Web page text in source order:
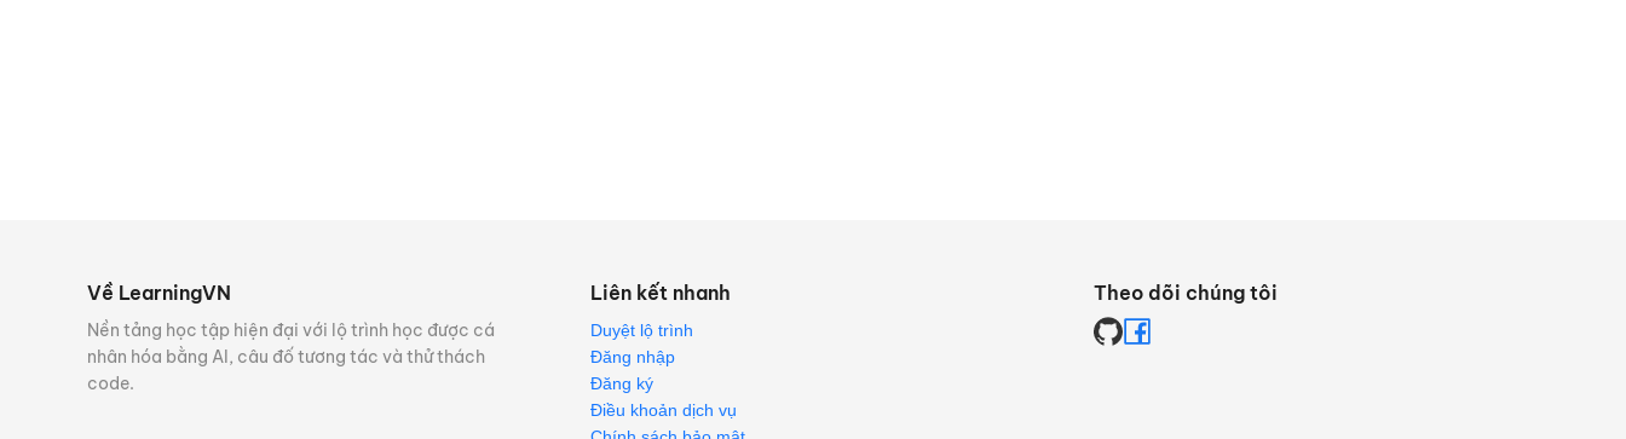
Về LearningVN
Nền tảng học tập hiện đại với lộ trình học được cá
nhân hóa bằng AI, câu đố tương tác và thử thách
code.
Liên kết nhanh
Duyệt lộ trình
Đăng nhập
Đăng ký
Điều khoản dịch vụ
Theo dõi chúng tôi